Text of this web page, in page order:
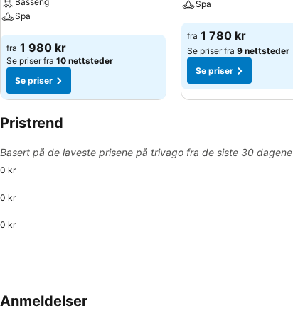
Spa
Se priser
fra 1 980 kr
Se priser fra 10 nettsteder
Se priser
Spa
Se priser
fra 1 780 kr
Se priser fra 9 nettsteder
Se priser
Pristrend
Basert på de laveste prisene på trivago fra de siste 30 dagene
0 kr
0 kr
0 kr
Anmeldelser